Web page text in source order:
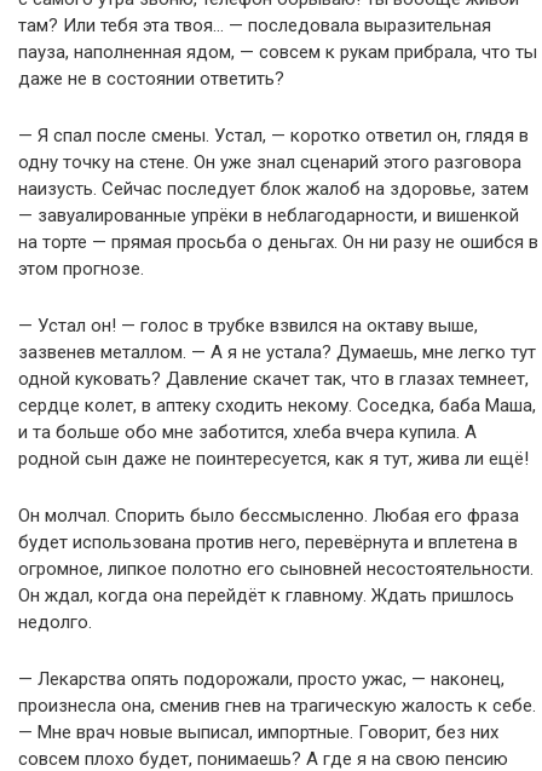
там? Или тебя эта твоя… — последовала выразительная
пауза, наполненная ядом, — совсем к рукам прибрала, что ты
даже не в состоянии ответить?
— Я спал после смены. Устал, — коротко ответил он, глядя в
одну точку на стене. Он уже знал сценарий этого разговора
наизусть. Сейчас последует блок жалоб на здоровье, затем
— завуалированные упрёки в неблагодарности, и вишенкой
на торте — прямая просьба о деньгах. Он ни разу не ошибся в
этом прогнозе.
— Устал он! — голос в трубке взвился на октаву выше,
зазвенев металлом. — А я не устала? Думаешь, мне легко тут
одной куковать? Давление скачет так, что в глазах темнеет,
сердце колет, в аптеку сходить некому. Соседка, баба Маша,
и та больше обо мне заботится, хлеба вчера купила. А
родной сын даже не поинтересуется, как я тут, жива ли ещё!
Он молчал. Спорить было бессмысленно. Любая его фраза
будет использована против него, перевёрнута и вплетена в
огромное, липкое полотно его сыновней несостоятельности.
Он ждал, когда она перейдёт к главному. Ждать пришлось
недолго.
— Лекарства опять подорожали, просто ужас, — наконец,
произнесла она, сменив гнев на трагическую жалость к себе.
— Мне врач новые выписал, импортные. Говорит, без них
совсем плохо будет, понимаешь? А где я на свою пенсию